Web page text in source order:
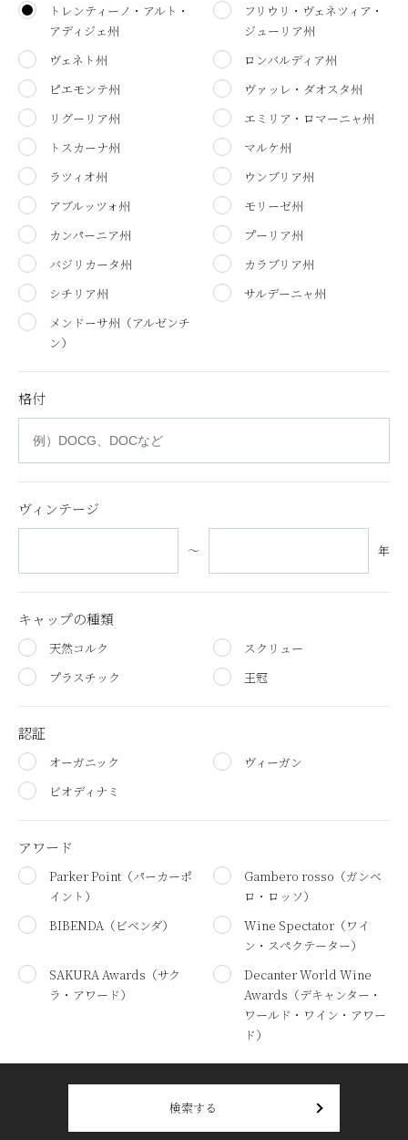
トレンティーノ・アルト・
アディジェ州
フリウリ・ヴェネツィア・
ジューリア州
ヴェネト州
ロンバルディア州
ピエモンテ州
ヴァッレ・ダオスタ州
リグーリア州
エミリア・ロマーニャ州
トスカーナ州
マルケ州
ラツィオ州
ウンブリア州
アブルッツォ州
モリーゼ州
カンパーニア州
プーリア州
バジリカータ州
カラブリア州
シチリア州
サルデーニャ州
メンドーサ州（アルゼンチ
ン）
格付
ヴィンテージ
～ 年
キャップの種類
天然コルク
スクリュー
プラスチック
王冠
認証
オーガニック
ヴィーガン
ビオディナミ
アワード
Parker Point （パーカーポ
イント）
Gambero rosso （ガンベ
ロ・ロッソ）
BIBENDA （ビベンダ） Wine Spectator （ワイ
ン・スペクテーター）
SAKURA Awards （サク
ラ・アワード）
Decanter World Wine
Awards （デキャンター・
ワールド・ワイン・アワー
ド）
検索する